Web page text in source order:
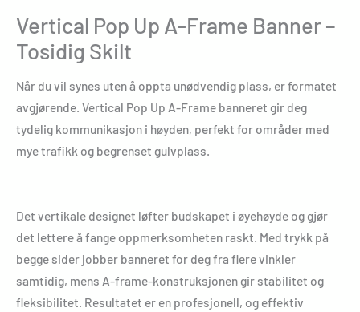
Vertical Pop Up A-Frame Banner –
Tosidig Skilt
Når du vil synes uten å oppta unødvendig plass, er formatet
avgjørende. Vertical Pop Up A-Frame banneret gir deg
tydelig kommunikasjon i høyden, perfekt for områder med
mye trafikk og begrenset gulvplass.
Det vertikale designet løfter budskapet i øyehøyde og gjør
det lettere å fange oppmerksomheten raskt. Med trykk på
begge sider jobber banneret for deg fra flere vinkler
samtidig, mens A-frame-konstruksjonen gir stabilitet og
fleksibilitet. Resultatet er en profesjonell, og effektiv